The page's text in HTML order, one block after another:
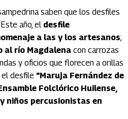
saben que los desfiles
año, el desfile
a las y los artesanos;
al río Magdalena con carrozas
y oficios que florecen a orillas
desfile "Maruja Fernández de
Folclórico Huilense,
niños percusionistas en